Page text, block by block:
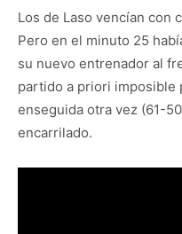
Los de Laso vencían con
Pero en el minuto 25
su nuevo entrenador al
partido a priori imposible
enseguida otra vez (61-
encarrilado.